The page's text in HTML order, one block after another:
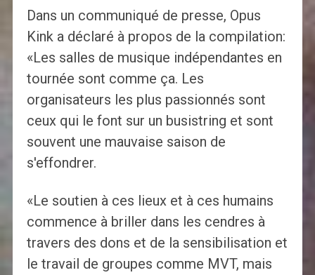
Dans un communiqué de presse, Opus
Kink a déclaré à propos de la compilation:
«Les salles de musique indépendantes en
tournée sont comme ça. Les
organisateurs les plus passionnés sont
ceux qui le font sur un busistring et sont
souvent une mauvaise saison de
s'effondrer.
«Le soutien à ces lieux et à ces humains
commence à briller dans les cendres à
travers des dons et de la sensibilisation et
le travail de groupes comme MVT, mais